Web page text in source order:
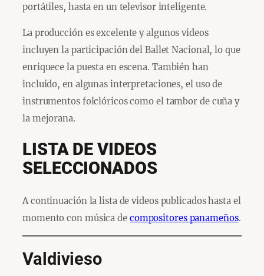
portátiles, hasta en un televisor inteligente.
La producción es excelente y algunos videos
incluyen la participación del Ballet Nacional, lo que
enriquece la puesta en escena. También han
incluido, en algunas interpretaciones, el uso de
instrumentos folclóricos como el tambor de cuña y
la mejorana.
LISTA DE VIDEOS
SELECCIONADOS
A continuación la lista de videos publicados hasta el
momento con música de compositores panameños.
Valdivieso